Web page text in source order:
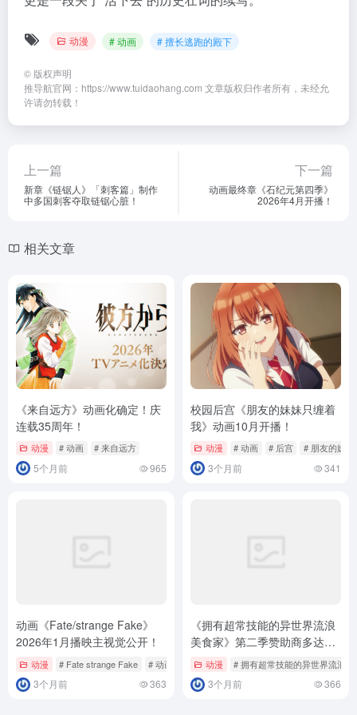
动漫 # 动画 # 擅长逃跑的殿下
© 版权声明
推导航官网：https://www.tuidaohang.com 文章版权归作者所有，未经允
许请勿转载！
上一篇
新章《链锯人》「刺客篇」制作
中多国刺客夺取链锯心脏！
下一篇
动画最终章《石纪元第四季》
2026年4月开播！
相关文章
《来自远方》动画化确定！庆
连载35周年！
动漫 # 动画 # 来自远方
5个月前 965
校园后宫《朋友的妹妹只缠着
我》动画10月开播！
动漫 # 动画 # 后宫 # 朋友的妹
3个月前 341
动画《Fate/strange Fake》
2026年1月播映主视觉公开！
动漫 # Fate strange Fake # 动画
3个月前 363
《拥有超常技能的异世界流浪
美食家》第二季赞助商多达20
家！动漫 # 拥有超常技能的异世界流浪美
3个月前 366